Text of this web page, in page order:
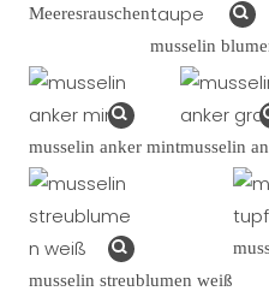
Meeresrauschen
musselin
musselin anker mintmusselin
musselin streublumen weiß